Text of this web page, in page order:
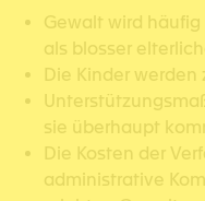
Gewalt wird
als blosser
Die Kinder
sie überhaupt
Die Kosten der
administrative